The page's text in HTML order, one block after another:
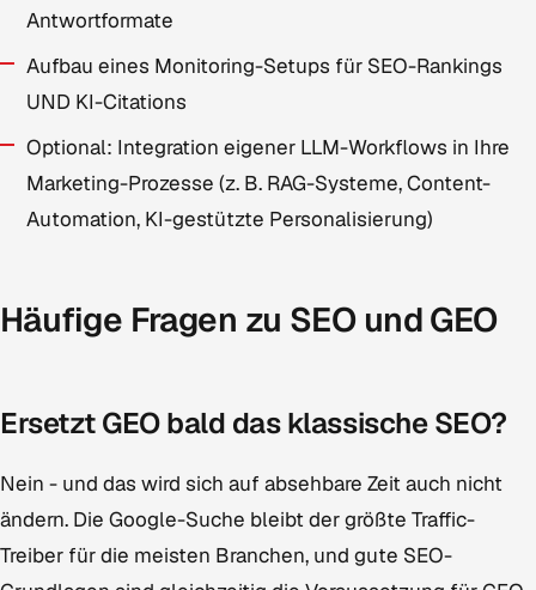
Antwortformate
Aufbau eines Monitoring-Setups für SEO-Rankings
UND KI-Citations
Optional: Integration eigener LLM-Workflows in Ihre
Marketing-Prozesse (z. B. RAG-Systeme, Content-
Automation, KI-gestützte Personalisierung)
Häufige Fragen zu SEO und GEO
Ersetzt GEO bald das klassische SEO?
Nein - und das wird sich auf absehbare Zeit auch nicht
ändern. Die Google-Suche bleibt der größte Traffic-
Treiber für die meisten Branchen, und gute SEO-